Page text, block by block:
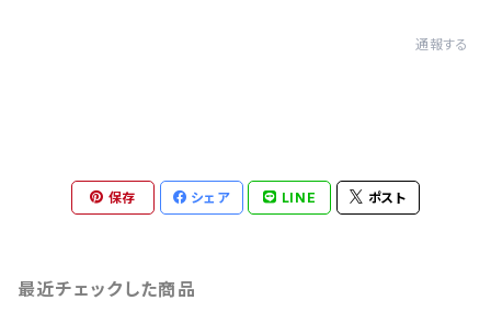
通報する
保存 シェア LINE ポスト
最近チェックした商品